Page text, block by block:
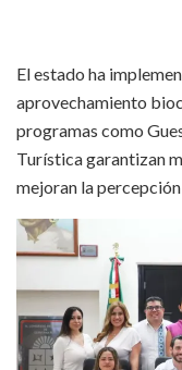
El estado ha
aprovechamiento
programas como
Turística garantizan
mejoran la